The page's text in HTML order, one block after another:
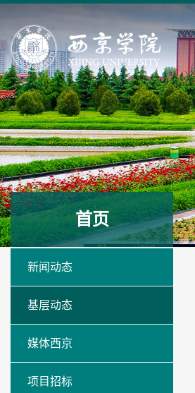
首页
新闻动态
基层动态
媒体西京
项目招标